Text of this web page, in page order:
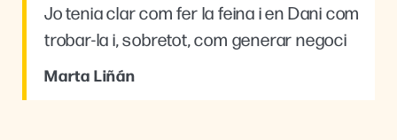
Jo tenia clar com fer la feina i en Dani com
trobar-la i, sobretot, com generar negoci
Marta Liñán